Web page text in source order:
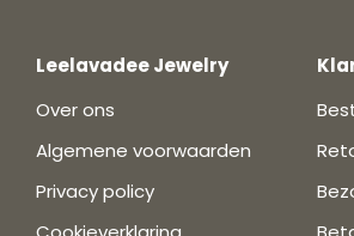
Leelavadee Jewelry
Over ons
Algemene voorwaarden
Privacy policy